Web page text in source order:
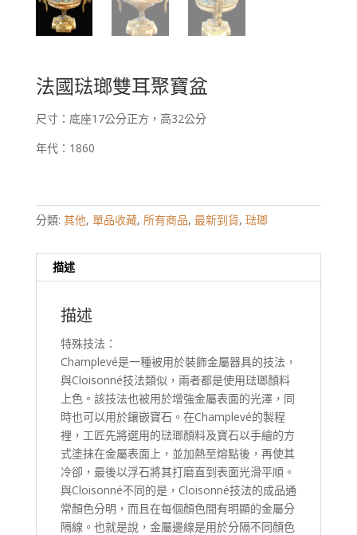
法國琺瑯雙耳聚寶盆
尺寸：底座17公分正方，高32公分
年代：1860
分類: 其他, 單品收藏, 所有商品, 最新到貨, 琺瑯
描述
描述
特殊技法：
Champlevé是一種被用於裝飾金屬器具的技法，
與Cloisonné技法類似，兩者都是使用琺瑯顏料
上色。該技法也被用於增強金屬表面的光澤，同
時也可以用於鑲嵌寶石。在Champlevé的製程
裡，工匠先將選用的琺瑯顏料及寶石以手繪的方
式塗抹在金屬表面上，並加熱至熔點後，再使其
冷卻，最後以浮石將其打磨直到表面光滑平順。
與Cloisonné不同的是，Cloisonné技法的成品通
常顏色分明，而且在每個顏色間有明顯的金屬分
隔線。也就是說，金屬邊線是用於分隔不同顏色